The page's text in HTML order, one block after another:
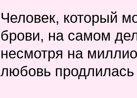
Человек, который
брови, на самом
несмотря на
любовь продлилась